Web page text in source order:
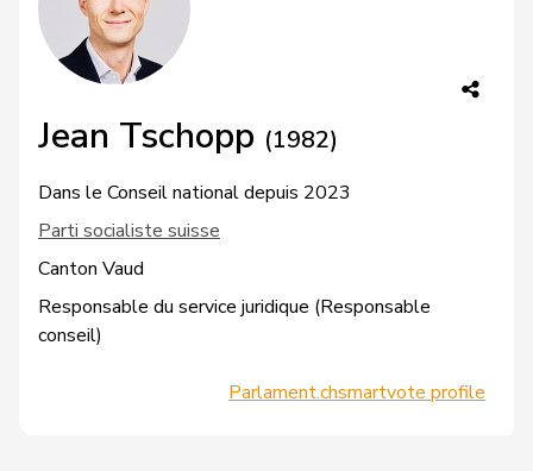
Jean Tschopp (1982)
Dans le Conseil national depuis 2023
Parti socialiste suisse
Canton Vaud
Responsable du service juridique (Responsable
conseil)
Parlament.chsmartvote profile